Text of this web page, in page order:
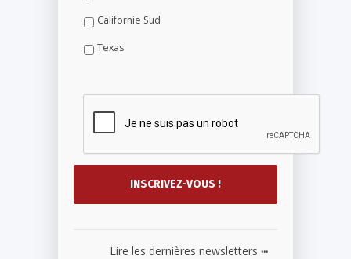
Californie Sud
Texas
Lire les dernières newsletters ...